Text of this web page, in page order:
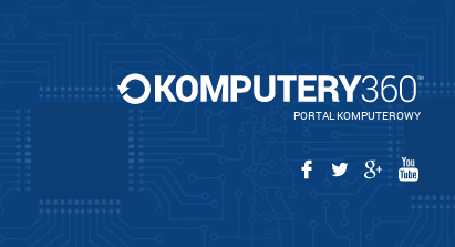
PORTAL KOMPUTEROWY